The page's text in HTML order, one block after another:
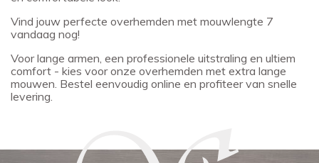
Vind jouw perfecte overhemden met mouwlengte 7
vandaag nog!
Voor lange armen, een professionele uitstraling en ultiem
comfort - kies voor onze overhemden met extra lange
mouwen. Bestel eenvoudig online en profiteer van snelle
levering.